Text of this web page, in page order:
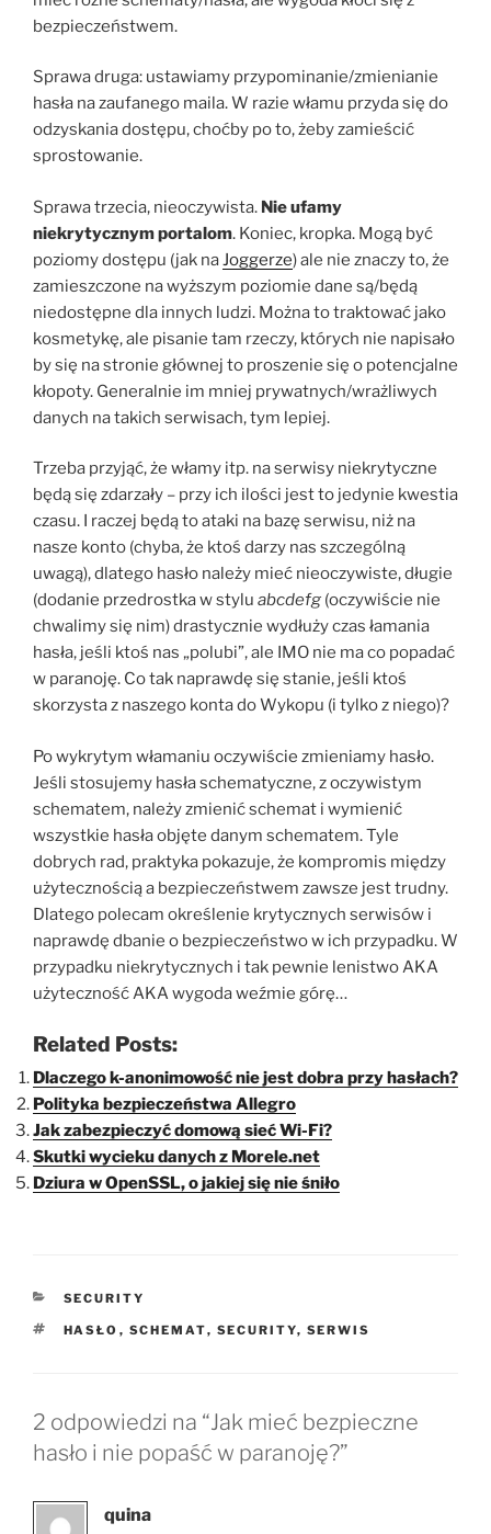
bezpieczeństwem.
Sprawa druga: ustawiamy przypominanie/zmienianie
hasła na zaufanego maila. W razie włamu przyda się do
odzyskania dostępu, choćby po to, żeby zamieścić
sprostowanie.
Sprawa trzecia, nieoczywista. Nie ufamy
niekrytycznym portalom. Koniec, kropka. Mogą być
poziomy dostępu (jak naJoggerze) ale nie znaczy to, że
zamieszczone na wyższym poziomie dane są/będą
niedostępne dla innych ludzi. Można to traktować jako
kosmetykę, ale pisanie tam rzeczy, których nie napisało
by się na stronie głównej to proszenie się o potencjalne
kłopoty. Generalnie im mniej prywatnych/wrażliwych
danych na takich serwisach, tym lepiej.
Trzeba przyjąć, że włamy itp. na serwisy niekrytyczne
będą się zdarzały – przy ich ilości jest to jedynie kwestia
czasu. I raczej będą to ataki na bazę serwisu, niż na
nasze konto (chyba, że ktoś darzy nas szczególną
uwagą), dlatego hasło należy mieć nieoczywiste, długie
(dodanie przedrostka w stylu abcdefg (oczywiście nie
chwalimy się nim) drastycznie wydłuży czas łamania
hasła, jeśli ktoś nas „polubi”, ale IMO nie ma co popadać
w paranoję. Co tak naprawdę się stanie, jeśli ktoś
skorzysta z naszego konta do Wykopu (i tylko z niego)?
Po wykrytym włamaniu oczywiście zmieniamy hasło.
Jeśli stosujemy hasła schematyczne, z oczywistym
schematem, należy zmienić schemat i wymienić
wszystkie hasła objęte danym schematem. Tyle
dobrych rad, praktyka pokazuje, że kompromis między
użytecznością a bezpieczeństwem zawsze jest trudny.
Dlatego polecam określenie krytycznych serwisów i
naprawdę dbanie o bezpieczeństwo w ich przypadku. W
przypadku niekrytycznych i tak pewnie lenistwo AKA
użyteczność AKA wygoda weźmie górę…
Related Posts:
Dlaczego k-anonimowość nie jest dobra przy hasłach?
Polityka bezpieczeństwa Allegro
Jak zabezpieczyć domową sieć Wi-Fi?
Skutki wycieku danych z Morele.net
Dziura w OpenSSL, o jakiej się nie śniło
KATEGORIE
SECURITY
TAGI
HASŁO , SCHEMAT, SECURITY, SERWIS
2 odpowiedzi na “Jak mieć bezpieczne
hasło i nie popaść w paranoję?”
quina